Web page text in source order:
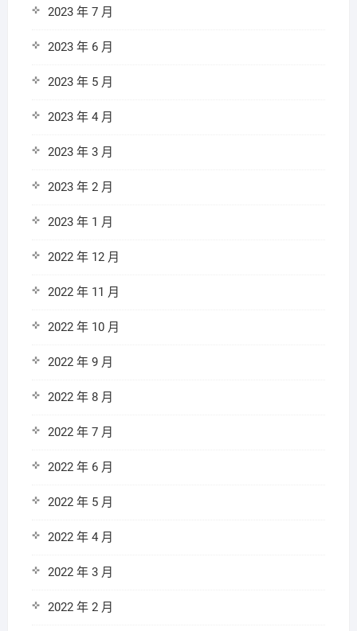
2023 年 7 月
2023 年 6 月
2023 年 5 月
2023 年 4 月
2023 年 3 月
2023 年 2 月
2023 年 1 月
2022 年 12 月
2022 年 11 月
2022 年 10 月
2022 年 9 月
2022 年 8 月
2022 年 7 月
2022 年 6 月
2022 年 5 月
2022 年 4 月
2022 年 3 月
2022 年 2 月